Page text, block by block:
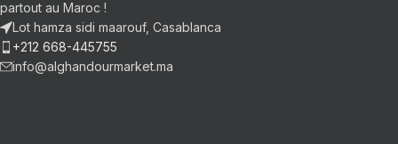
partout au Maroc !
Lot hamza sidi maarouf, Casablanca
+212 668-445755
info@alghandourmarket.ma